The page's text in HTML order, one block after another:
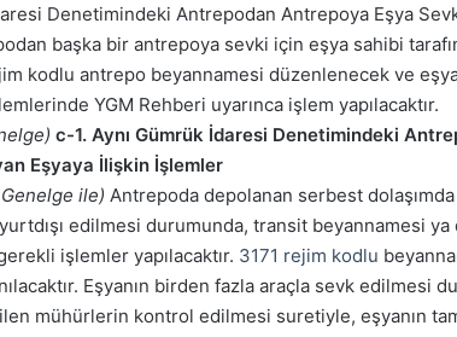
Denetimindeki Antrepodan Antrepoya Eşya
başka bir antrepoya sevki için eşya sahibi
kodlu antrepo beyannamesi düzenlenecek ve
YGM Rehberi uyarınca işlem yapılacaktır.
c-1. Aynı Gümrük İdaresi Denetimindeki
Eşyaya İlişkin İşlemler
ile) Antrepoda depolanan serbest
edilmesi durumunda, transit beyannamesi ya
işlemler yapılacaktır. 3171 rejim kodlu
Eşyanın birden fazla araçla sevk edilmesi
mühürlerin kontrol edilmesi suretiyle, eşyanın